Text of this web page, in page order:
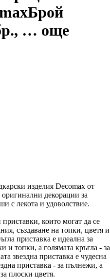
Брой
, … още
изделия Decomax от
оригинални декорации за
с лекота и удоволствие.
които могат да се
създаване на топки, цветя и
приставка е идеална за
и топки, а голямата кръгла - за
звездна приставка е чудесна
приставка - за пълнежи, а
плоски цветя.